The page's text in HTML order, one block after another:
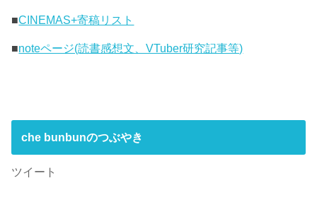
■CINEMAS+寄稿リスト
■noteページ(読書感想文、VTuber研究記事等)
che bunbunのつぶやき
ツイート